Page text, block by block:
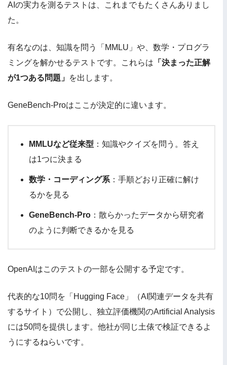
AIの実力を測るテストは、これまでもたくさんありまし
た。
有名なのは、知識を問う「MMLU」や、数学・プログラ
ミングを解かせるテストです。これらは 「決まった正解
が1つある問題」 を出します。
GeneBench-Proはここが決定的に違います。
MMLUなど従来型 ：知識やクイズを問う。答え
は1つに決まる
数学・コーディング系 ：手順どおり正確に解け
るかを見る
GeneBench-Pro ：散らかったデータから研究者
のように判断できるかを見る
OpenAIはこのテストの一部を公開する予定です。
代表的な10問を「Hugging Face」（AI関連データを共有
するサイト）で公開し、独立評価機関のArtificial Analysis
には50問を提供します。他社が同じ土俵で検証できるよ
うにするねらいです。